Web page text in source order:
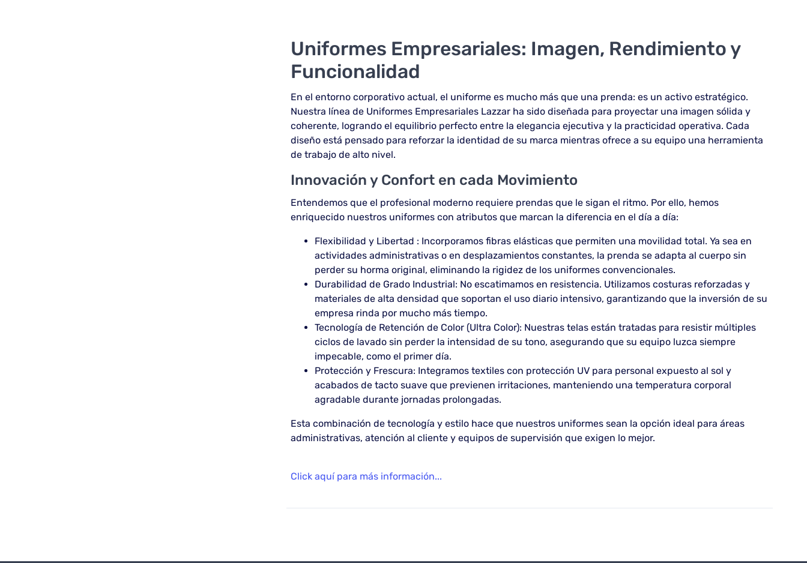
Uniformes Empresariales: Imagen, Rendimiento y
Funcionalidad
En el entorno corporativo actual, el uniforme es mucho más que una prenda: es un activo estratégico.
Nuestra línea de Uniformes Empresariales Lazzar ha sido diseñada para proyectar una imagen sólida y
coherente, logrando el equilibrio perfecto entre la elegancia ejecutiva y la practicidad operativa. Cada
diseño está pensado para reforzar la identidad de su marca mientras ofrece a su equipo una herramienta
de trabajo de alto nivel.
Innovación y Confort en cada Movimiento
Entendemos que el profesional moderno requiere prendas que le sigan el ritmo. Por ello, hemos
enriquecido nuestros uniformes con atributos que marcan la diferencia en el día a día:
Flexibilidad y Libertad : Incorporamos fibras elásticas que permiten una movilidad total. Ya sea en
actividades administrativas o en desplazamientos constantes, la prenda se adapta al cuerpo sin
perder su horma original, eliminando la rigidez de los uniformes convencionales.
Durabilidad de Grado Industrial: No escatimamos en resistencia. Utilizamos costuras reforzadas y
materiales de alta densidad que soportan el uso diario intensivo, garantizando que la inversión de su
empresa rinda por mucho más tiempo.
Tecnología de Retención de Color (Ultra Color): Nuestras telas están tratadas para resistir múltiples
ciclos de lavado sin perder la intensidad de su tono, asegurando que su equipo luzca siempre
impecable, como el primer día.
Protección y Frescura: Integramos textiles con protección UV para personal expuesto al sol y
acabados de tacto suave que previenen irritaciones, manteniendo una temperatura corporal
agradable durante jornadas prolongadas.
Esta combinación de tecnología y estilo hace que nuestros uniformes sean la opción ideal para áreas
administrativas, atención al cliente y equipos de supervisión que exigen lo mejor.
Click aquí para más información...